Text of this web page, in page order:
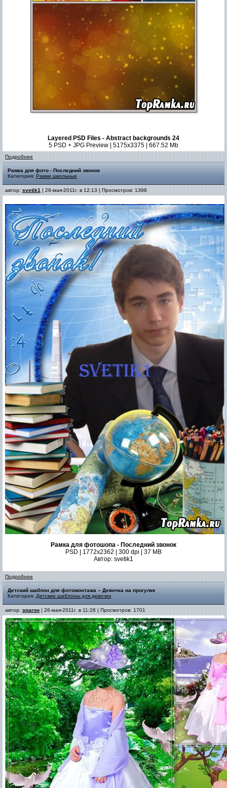
Layered PSD Files - Abstract backgrounds 24
5 PSD + JPG Preview | 5175x3375 | 667.52 Mb
Подробнее
Рамка для фото - Последний звонок
Категория: Рамки школьные
автор: svetik1 | 26-мая-2011г. в 12:13 | Просмотров: 1398
Рамка для фотошопа - Последний звонок
PSD | 1772х2362 | 300 dpi | 37 MB
Автор: svetik1
Подробнее
Детский шаблон для фотомонтажа – Девочка на прогулке
Категория: Детские шаблоны для девочек
автор: эрагон | 26-мая-2011г. в 11:28 | Просмотров: 1701